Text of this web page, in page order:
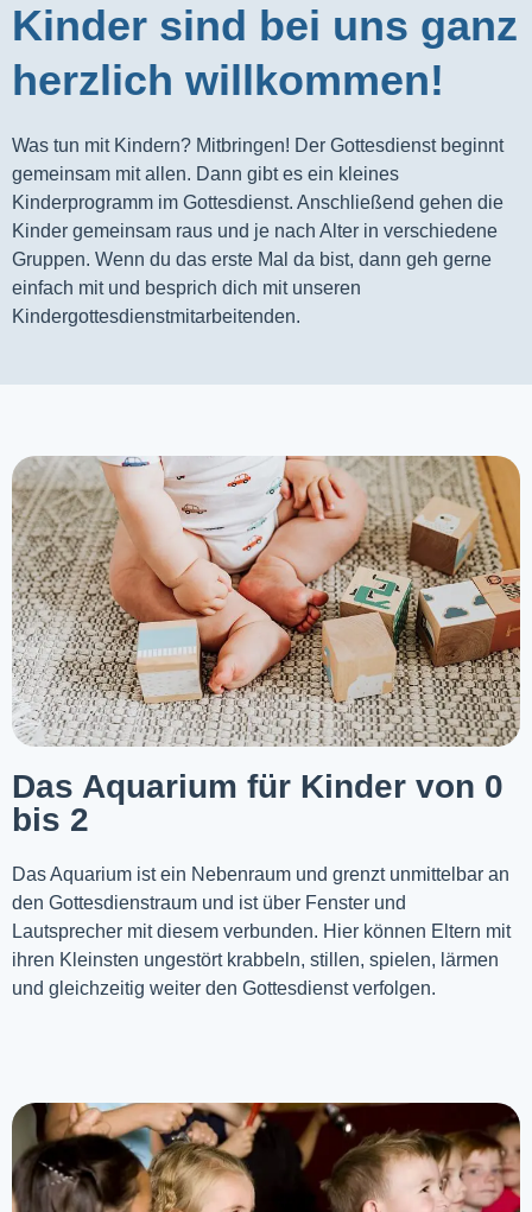
Kinder sind bei uns ganz
herzlich willkommen!
Was tun mit Kindern? Mitbringen! Der Gottesdienst beginnt
gemeinsam mit allen. Dann gibt es ein kleines
Kinderprogramm im Gottesdienst. Anschließend gehen die
Kinder gemeinsam raus und je nach Alter in verschiedene
Gruppen. Wenn du das erste Mal da bist, dann geh gerne
einfach mit und besprich dich mit unseren
Kindergottesdienstmitarbeitenden.
Das Aquarium für Kinder von 0
bis 2
Das Aquarium ist ein Nebenraum und grenzt unmittelbar an
den Gottesdienstraum und ist über Fenster und
Lautsprecher mit diesem verbunden. Hier können Eltern mit
ihren Kleinsten ungestört krabbeln, stillen, spielen, lärmen
und gleichzeitig weiter den Gottesdienst verfolgen.